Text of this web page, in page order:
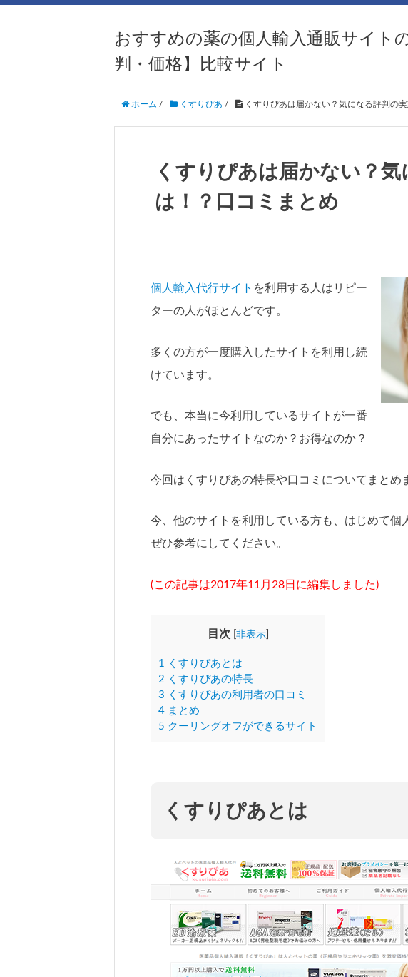
おすすめの薬の個人輸入通販サイト
判・価格】比較サイト
ホーム / くすりぴあ / くすりぴあは届かない？気になる評判の
くすりぴあは届かない？
は！？口コミまとめ
個人輸入代行サイト を利用する人はリピー
ターの人がほとんどです。
多くの方が一度購入したサイトを利用し続
けています。
でも、本当に今利用しているサイトが一番
自分にあったサイトなのか？お得なのか？
今回はくすりぴあの特長や口コミについてまとめ
今、他のサイトを利用している方も、はじめて個
ぜひ参考にしてください。
(この記事は2017年11月28日に編集しました)
目次 非表示]
1
くすりぴあとは
2 くすりぴあの特長
3 くすりぴあの利用者の口コミ
4 まとめ
5 クーリングオフができるサイト
くすりぴあとは